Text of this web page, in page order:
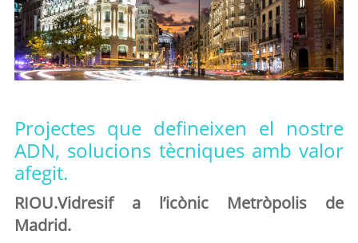
Projectes que defineixen el nostre
ADN, solucions tècniques amb valor
afegit.
RIOU.Vidresif a l’icònic Metròpolis de
Madrid.